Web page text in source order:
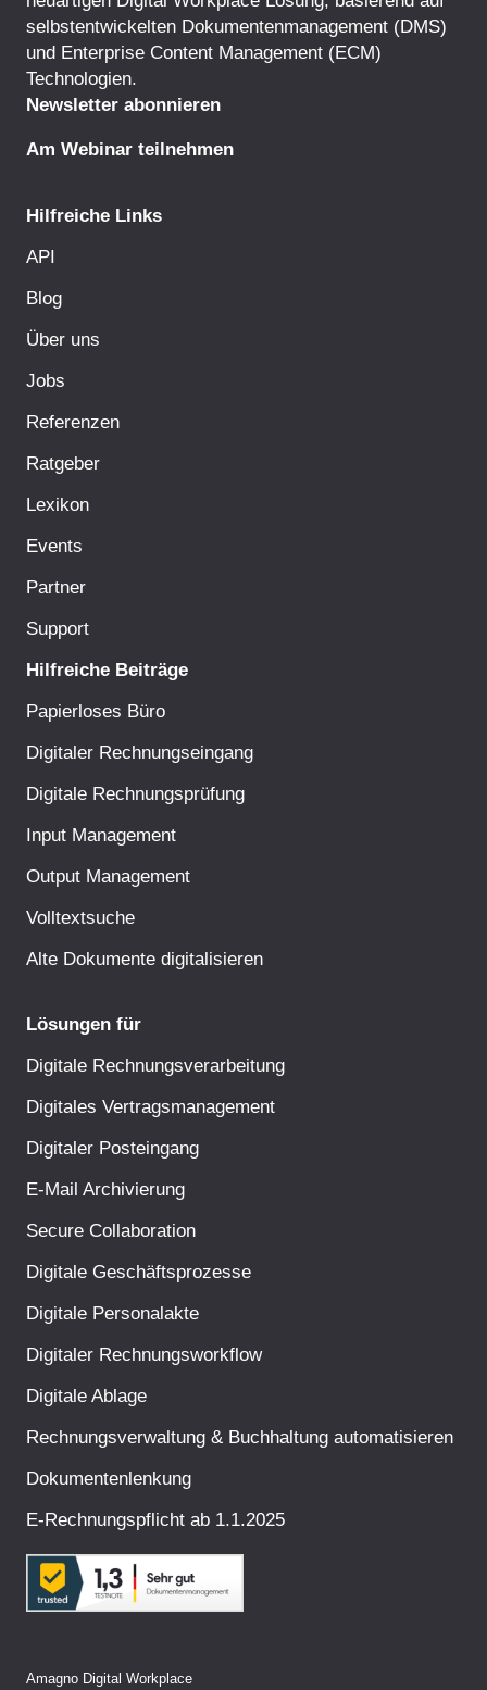
selbstentwickelten Dokumentenmanagement (DMS)
und Enterprise Content Management (ECM)
Technologien.
Newsletter abonnieren
Am Webinar teilnehmen
Hilfreiche Links
API
Blog
Über uns
Jobs
Referenzen
Ratgeber
Lexikon
Events
Partner
Support
Hilfreiche Beiträge
Papierloses Büro
Digitaler Rechnungseingang
Digitale Rechnungsprüfung
Input Management
Output Management
Volltextsuche
Alte Dokumente digitalisieren
Lösungen für
Digitale Rechnungsverarbeitung
Digitales Vertragsmanagement
Digitaler Posteingang
E-Mail Archivierung
Secure Collaboration
Digitale Geschäftsprozesse
Digitale Personalakte
Digitaler Rechnungsworkflow
Digitale Ablage
Rechnungsverwaltung & Buchhaltung automatisieren
Dokumentenlenkung
E-Rechnungspflicht ab 1.1.2025
Amagno Digital Workplace